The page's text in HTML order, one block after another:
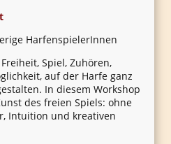
HarfenspielerInnen
Spiel, Zuhören,
auf der Harfe ganz
In diesem Workshop
des freien Spiels: ohne
Intuition und kreativen